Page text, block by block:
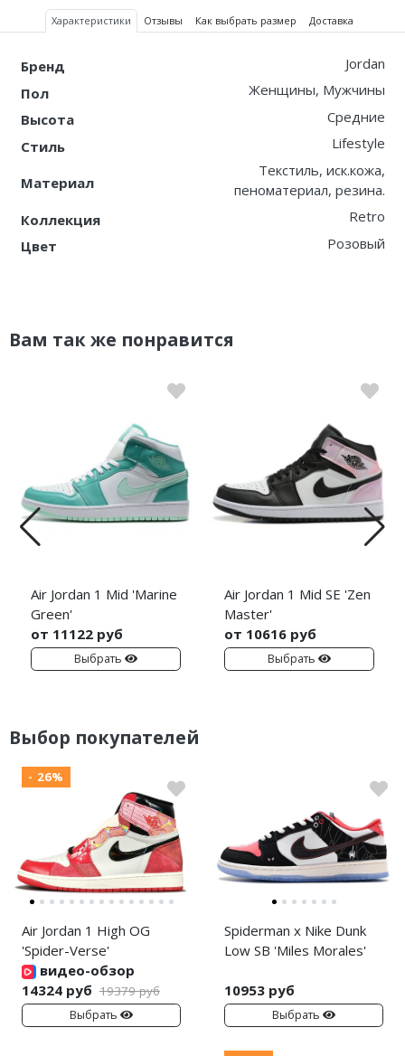
Характеристики Отзывы Как выбрать размер Доставка
Бренд
Jordan
Пол
Женщины, Мужчины
Высота
Средние
Стиль
Lifestyle
Материал
Текстиль, иск.кожа,
пеноматериал, резина.
Коллекция
Retro
Цвет
Розовый
Вам так же понравится
Air Jordan 1 Mid 'Marine
Green'
от 11122 руб
Выбрать
Air Jordan 1 Mid SE 'Zen
Master'
от 10616 руб
Выбрать
Выбор покупателей
- 26%
Air Jordan 1 High OG
'Spider-Verse'
видео-обзор
14324 руб 19379 руб
Выбрать
Spiderman x Nike Dunk
Low SB 'Miles Morales'
10953 руб
Выбрать